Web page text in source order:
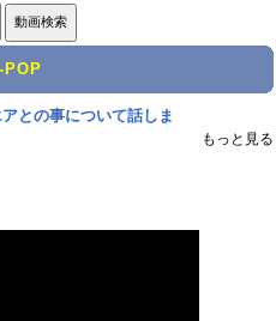
POP
との事について話しま
もっと見る